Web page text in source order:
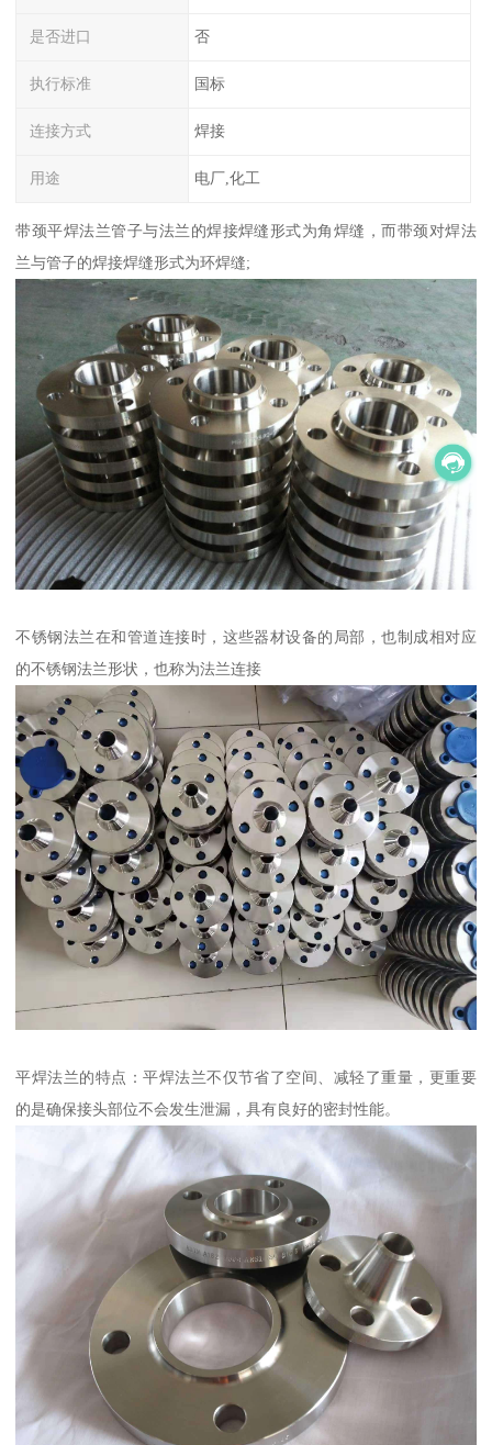
是否进口 否
执行标准 国标
连接方式 焊接
用途 电厂,化工
带颈平焊法兰管子与法兰的焊接焊缝形式为角焊缝，而带颈对焊法
兰与管子的焊接焊缝形式为环焊缝;
不锈钢法兰在和管道连接时，这些器材设备的局部，也制成相对应
的不锈钢法兰形状，也称为法兰连接
平焊法兰的特点：平焊法兰不仅节省了空间、减轻了重量，更重要
的是确保接头部位不会发生泄漏，具有良好的密封性能。